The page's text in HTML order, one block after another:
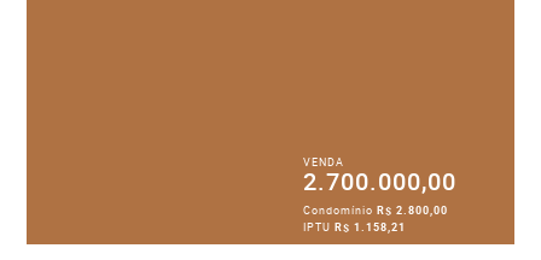
VENDA
2.700.000,00
CondomínioR$ 2.800,00
IPTUR$ 1.158,21